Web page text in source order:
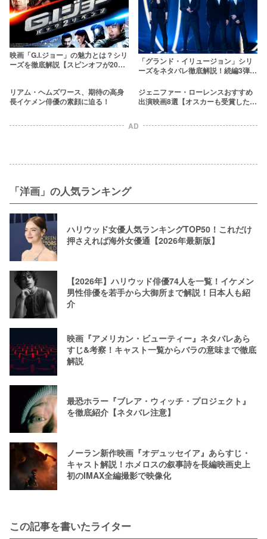
映画「G.I.ジョー」の魅力とは？シリ
ーズを徹底解説【スピンオフが2020
「グランド・イリュージョン」シリ
ーズをネタバレ徹底解説！続編3弾の
リアム・ヘムズワース、期待の高身
長イケメン俳優の素顔に迫る！
ジェニファー・ローレンスおすすめ
出演映画8選【オスカーも受賞したセ
AD
「洋画」の人気ランキング
ハリウッド女優人気ランキングTOP50！これだけ
押さえれば海外女優通【2026年最新版】
【2026年】ハリウッド俳優74人を一覧！イケメン
男性俳優を若手から大御所まで解説！日本人も紹
介
映画『アメリカン・ビューティー』ネタバレあら
すじ&考察！キャスト一覧からバラの意味まで徹底
解説
最恐ホラー『ブレア・ウィッチ・プロジェクト』
を徹底紹介【ネタバレ注意】
ノーラン新作映画『オデュッセイア』あらすじ・
キャスト解説！ホメロスの叙事詩を長編映画史上
初のIMAX全編撮影で映像化
この記事を書いたライター